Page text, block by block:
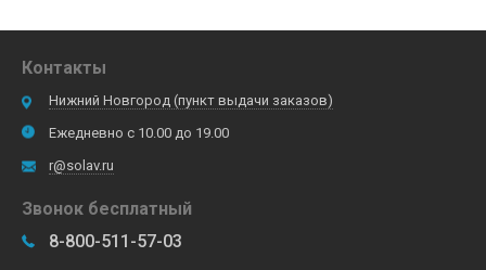
Контакты
Нижний Новгород (пункт выдачи заказов)
Ежедневно с 10.00 до 19.00
r@solav.ru
Звонок бесплатный
8-800-511-57-03